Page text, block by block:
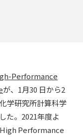
Performance
が、1月30 日から2
学研究所計算科学
た。2021年度よ
High Performance